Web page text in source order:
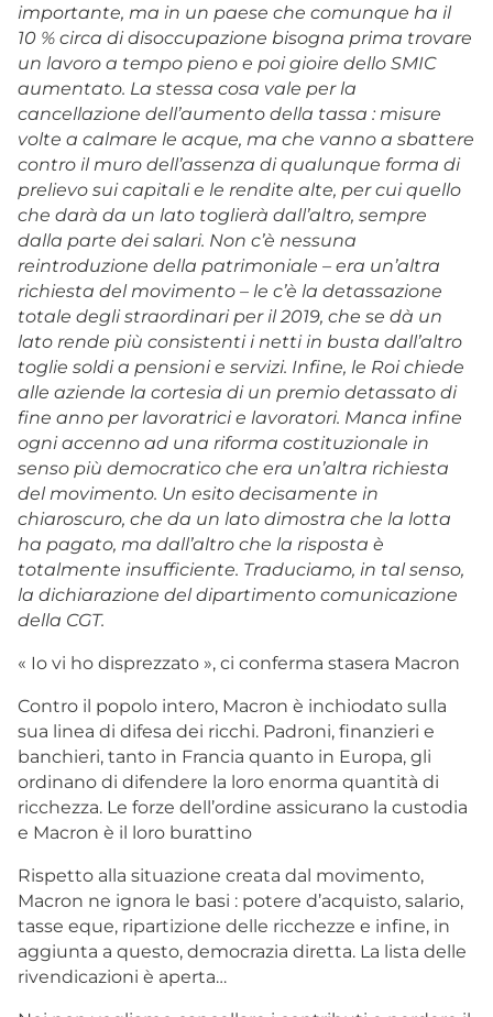
importante, ma in un paese che comunque ha il
10 % circa di disoccupazione bisogna prima trovare
un lavoro a tempo pieno e poi gioire dello SMIC
aumentato. La stessa cosa vale per la
cancellazione dell’aumento della tassa : misure
volte a calmare le acque, ma che vanno a sbattere
contro il muro dell’assenza di qualunque forma di
prelievo sui capitali e le rendite alte, per cui quello
che darà da un lato toglierà dall’altro, sempre
dalla parte dei salari. Non c’è nessuna
reintroduzione della patrimoniale – era un’altra
richiesta del movimento – le c’è la detassazione
totale degli straordinari per il 2019, che se dà un
lato rende più consistenti i netti in busta dall’altro
toglie soldi a pensioni e servizi. Infine, le Roi chiede
alle aziende la cortesia di un premio detassato di
fine anno per lavoratrici e lavoratori. Manca infine
ogni accenno ad una riforma costituzionale in
senso più democratico che era un’altra richiesta
del movimento. Un esito decisamente in
chiaroscuro, che da un lato dimostra che la lotta
ha pagato, ma dall’altro che la risposta è
totalmente insufficiente. Traduciamo, in tal senso,
la dichiarazione del dipartimento comunicazione
della CGT.
« Io vi ho disprezzato », ci conferma stasera Macron
Contro il popolo intero, Macron è inchiodato sulla
sua linea di difesa dei ricchi. Padroni, finanzieri e
banchieri, tanto in Francia quanto in Europa, gli
ordinano di difendere la loro enorma quantità di
ricchezza. Le forze dell’ordine assicurano la custodia
e Macron è il loro burattino
Rispetto alla situazione creata dal movimento,
Macron ne ignora le basi : potere d’acquisto, salario,
tasse eque, ripartizione delle ricchezze e infine, in
aggiunta a questo, democrazia diretta. La lista delle
rivendicazioni è aperta…